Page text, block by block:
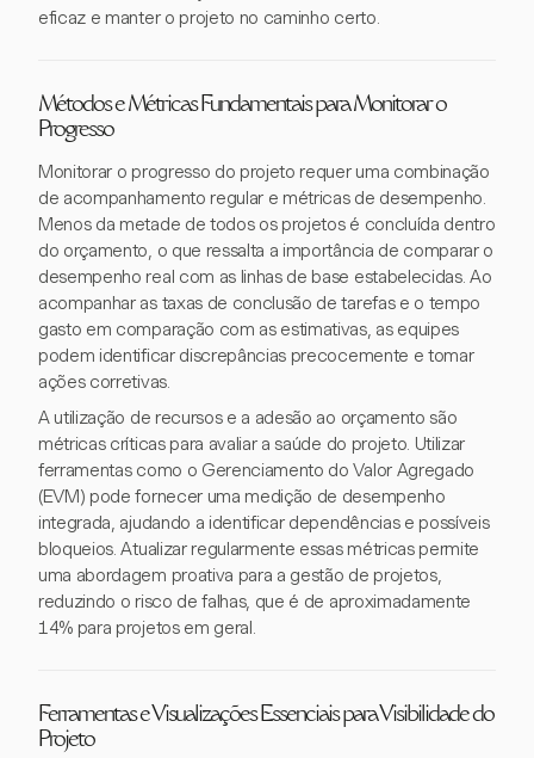
eficaz e manter o projeto no caminho certo.
Métodos e Métricas Fundamentais para Monitorar o
Progresso
Monitorar o progresso do projeto requer uma combinação
de acompanhamento regular e métricas de desempenho.
Menos da metade de todos os projetos é concluída dentro
do orçamento, o que ressalta a importância de comparar o
desempenho real com as linhas de base estabelecidas. Ao
acompanhar as taxas de conclusão de tarefas e o tempo
gasto em comparação com as estimativas, as equipes
podem identificar discrepâncias precocemente e tomar
ações corretivas.
A utilização de recursos e a adesão ao orçamento são
métricas críticas para avaliar a saúde do projeto. Utilizar
ferramentas como o Gerenciamento do Valor Agregado
(EVM) pode fornecer uma medição de desempenho
integrada, ajudando a identificar dependências e possíveis
bloqueios. Atualizar regularmente essas métricas permite
uma abordagem proativa para a gestão de projetos,
reduzindo o risco de falhas, que é de aproximadamente
14% para projetos em geral.
Ferramentas e Visualizações Essenciais para Visibilidade do
Projeto